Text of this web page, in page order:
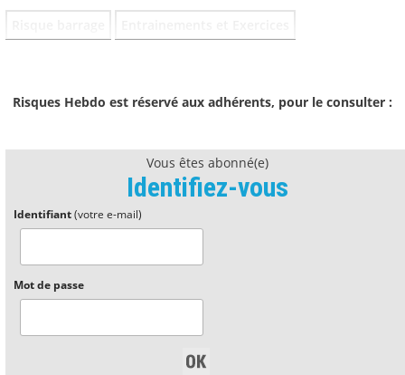
Risques Hebdo est réservé aux adhérents, pour le consulter :
Vous êtes abonné(e)
Identifiez-vous
Identifiant(votre e-mail)
Mot de passe